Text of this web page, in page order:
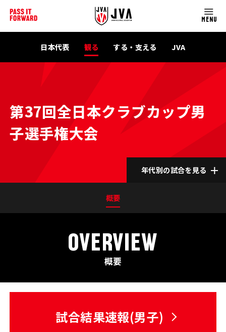
MENU
日本代表 観る する・支える JVA
第37回全日本クラブカップ男
子選手権大会
年代別の試合を見る
概要
OVERVIEW
概要
試合結果速報(男子)